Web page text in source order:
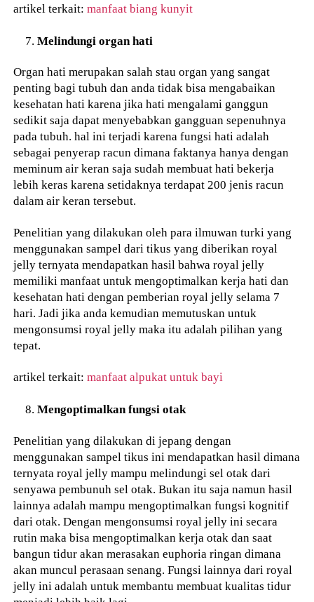
artikel terkait:manfaat biang kunyit
Melindungi organ hati
Organ hati merupakan salah stau organ yang sangat
penting bagi tubuh dan anda tidak bisa mengabaikan
kesehatan hati karena jika hati mengalami ganggun
sedikit saja dapat menyebabkan gangguan sepenuhnya
pada tubuh. hal ini terjadi karena fungsi hati adalah
sebagai penyerap racun dimana faktanya hanya dengan
meminum air keran saja sudah membuat hati bekerja
lebih keras karena setidaknya terdapat 200 jenis racun
dalam air keran tersebut.
Penelitian yang dilakukan oleh para ilmuwan turki yang
menggunakan sampel dari tikus yang diberikan royal
jelly ternyata mendapatkan hasil bahwa royal jelly
memiliki manfaat untuk mengoptimalkan kerja hati dan
kesehatan hati dengan pemberian royal jelly selama 7
hari. Jadi jika anda kemudian memutuskan untuk
mengonsumsi royal jelly maka itu adalah pilihan yang
tepat.
artikel terkait:manfaat alpukat untuk bayi
Mengoptimalkan fungsi otak
Penelitian yang dilakukan di jepang dengan
menggunakan sampel tikus ini mendapatkan hasil dimana
ternyata royal jelly mampu melindungi sel otak dari
senyawa pembunuh sel otak. Bukan itu saja namun hasil
lainnya adalah mampu mengoptimalkan fungsi kognitif
dari otak. Dengan mengonsumsi royal jelly ini secara
rutin maka bisa mengoptimalkan kerja otak dan saat
bangun tidur akan merasakan euphoria ringan dimana
akan muncul perasaan senang. Fungsi lainnya dari royal
jelly ini adalah untuk membantu membuat kualitas tidur